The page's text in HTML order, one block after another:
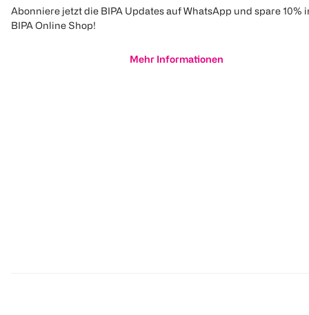
Abonniere jetzt die BIPA Updates auf WhatsApp und spare 10%
BIPA Online Shop!
Mehr Informationen